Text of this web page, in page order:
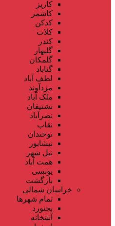
کاریز
کاشمر
کدکن
کلات
کندر
گلبهار
گلمکان
گناباد
لطف آباد
مزدآوند
ملک آباد
نشتیفان
نصرآباد
نقاب
نوخندان
نیشابور
نیل شهر
همت آباد
یونسی
بازگشت
خراسان شمالی
تمام شهر‌ها
بجنورد
آشخانه